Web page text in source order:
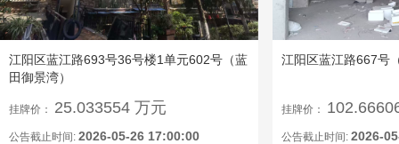
江阳区蓝江路693号36号楼1单元602号（蓝
田御景湾）
挂牌价： 25.033554 万元
公告截止时间: 2026-05-26 17:00:00
江阳区蓝江路667号
挂牌价：
公告截止时间: 2026-